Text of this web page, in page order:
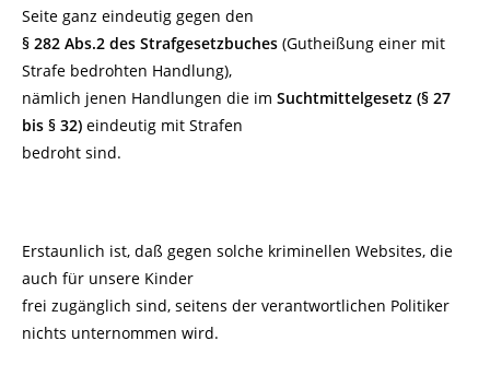
Seite ganz eindeutig gegen den
§ 282 Abs.2 des Strafgesetzbuches (Gutheißung einer mit
Strafe bedrohten Handlung),
nämlich jenen Handlungen die im Suchtmittelgesetz (§ 27
bis § 32) eindeutig mit Strafen
bedroht sind.
Erstaunlich ist, daß gegen solche kriminellen Websites, die
auch für unsere Kinder
frei zugänglich sind, seitens der verantwortlichen Politiker
nichts unternommen wird.